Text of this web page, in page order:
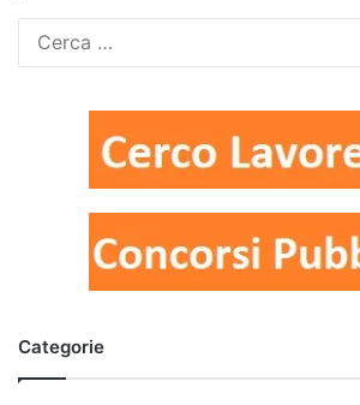
Categorie